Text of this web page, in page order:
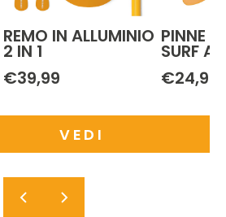
REMO IN ALLUMINIO
2 IN 1
€39,99
VEDI
PINNE
SURF
€24,99